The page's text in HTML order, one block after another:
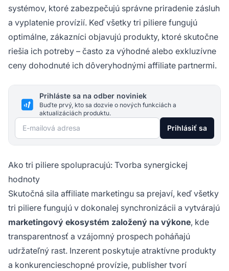
systémov, ktoré zabezpečujú správne priradenie zásluh
a vyplatenie provízií. Keď všetky tri piliere fungujú
optimálne, zákazníci objavujú produkty, ktoré skutočne
riešia ich potreby – často za výhodné alebo exkluzívne
ceny dohodnuté ich dôveryhodnými affiliate partnermi.
Prihláste sa na odber noviniek
Buďte prvý, kto sa dozvie o nových funkciách a
aktualizáciách produktu.
E-mailová adresa Prihlásiť sa
Ako tri piliere spolupracujú: Tvorba synergickej
hodnoty
Skutočná sila affiliate marketingu sa prejaví, keď všetky
tri piliere fungujú v dokonalej synchronizácii a vytvárajú
marketingový ekosystém založený na výkone, kde
transparentnosť a vzájomný prospech poháňajú
udržateľný rast. Inzerent poskytuje atraktívne produkty
a konkurencieschopné provízie, publisher tvorí